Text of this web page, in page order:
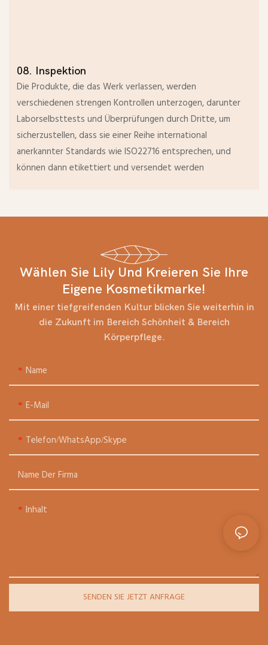
08. Inspektion
Die Produkte, die das Werk verlassen, werden
verschiedenen strengen Kontrollen unterzogen, darunter
Laborselbsttests und Überprüfungen durch Dritte, um
sicherzustellen, dass sie einer Reihe international
anerkannter Standards wie ISO22716 entsprechen, und
können dann etikettiert und versendet werden
Wählen Sie Lily Und Kreieren Sie Ihre
Eigene Kosmetikmarke!
Mit einer tiefgreifenden Kultur blicken Sie weiterhin in
die Zukunft im Bereich Schönheit & Bereich
Körperpflege.
Name
E-Mail
Telefon/WhatsApp/Skype
Name Der Firma
Inhalt
SENDEN SIE JETZT ANFRAGE